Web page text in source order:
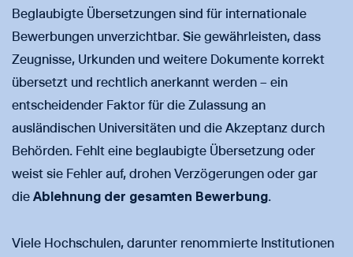
Beglaubigte Übersetzungen sind für internationale
Bewerbungen unverzichtbar. Sie gewährleisten, dass
Zeugnisse, Urkunden und weitere Dokumente korrekt
übersetzt und rechtlich anerkannt werden – ein
entscheidender Faktor für die Zulassung an
ausländischen Universitäten und die Akzeptanz durch
Behörden. Fehlt eine beglaubigte Übersetzung oder
weist sie Fehler auf, drohen Verzögerungen oder gar
die Ablehnung der gesamten Bewerbung.
Viele Hochschulen, darunter renommierte Institutionen